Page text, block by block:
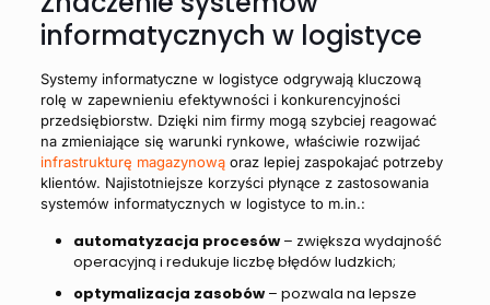
informatycznych w logistyce
Systemy informatyczne w logistyce odgrywają kluczową
rolę w zapewnieniu efektywności i konkurencyjności
przedsiębiorstw. Dzięki nim firmy mogą szybciej reagować
na zmieniające się warunki rynkowe, właściwie rozwijać
infrastrukturę magazynowąoraz lepiej zaspokajać potrzeby
klientów. Najistotniejsze korzyści płynące z zastosowania
systemów informatycznych w logistyce to m.in.:
automatyzacja procesów– zwiększa wydajność
operacyjną i redukuje liczbę błędów ludzkich;
optymalizacja zasobów– pozwala na lepsze